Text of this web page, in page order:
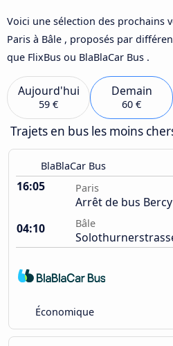
Voici une sélection des prochains
Paris à Bâle , proposés par
que FlixBus ou BlaBlaCar Bus .
Aujourd'hui
59 €
Demain
60 €
Trajets en bus les moins
BlaBlaCar Bus
16:05 Paris
Arrêt de bus Bercy
04:10
Bâle
Économique